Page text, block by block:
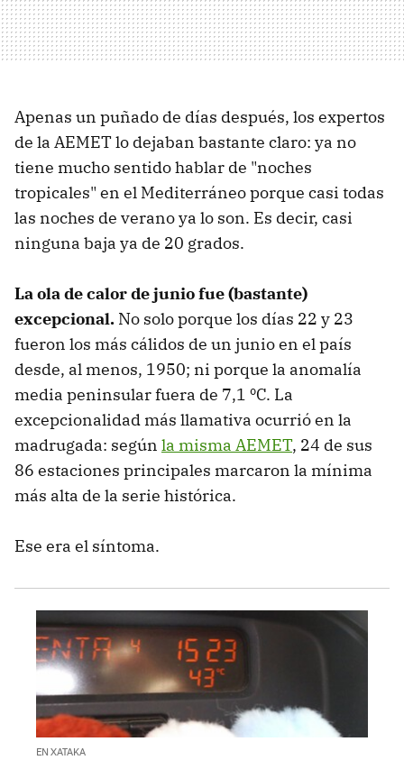
Apenas un puñado de días después, los expertos
de la AEMET lo dejaban bastante claro: ya no
tiene mucho sentido hablar de "noches
tropicales" en el Mediterráneo porque casi todas
las noches de verano ya lo son. Es decir, casi
ninguna baja ya de 20 grados.
La ola de calor de junio fue (bastante)
excepcional. No solo porque los días 22 y 23
fueron los más cálidos de un junio en el país
desde, al menos, 1950; ni porque la anomalía
media peninsular fuera de 7,1 ºC. La
excepcionalidad más llamativa ocurrió en la
madrugada: según la misma AEMET, 24 de sus
86 estaciones principales marcaron la mínima
más alta de la serie histórica.
Ese era el síntoma.
EN XATAKA